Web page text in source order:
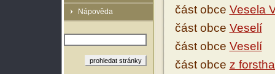
Nápověda
část obce Vesela
část obce Veselí
část obce Veselí
část obce z